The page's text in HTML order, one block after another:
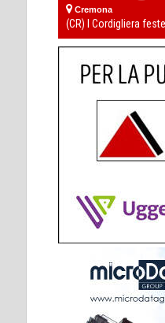
Cremona
(CR) I Cordigliera